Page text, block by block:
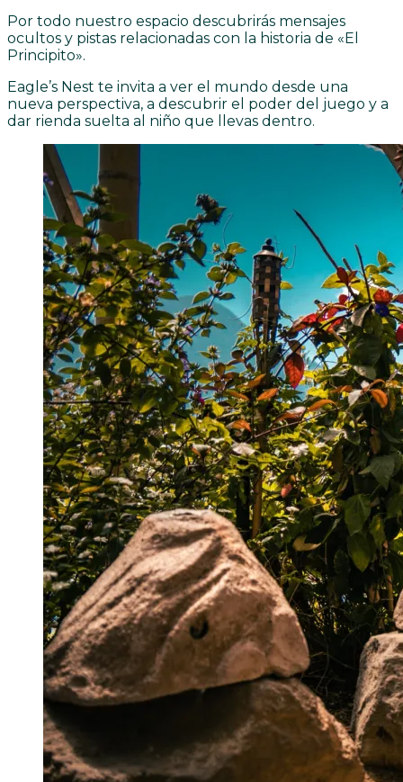
Por todo nuestro espacio descubrirás mensajes
ocultos y pistas relacionadas con la historia de «El
Principito».
Eagle’s Nest te invita a ver el mundo desde una
nueva perspectiva, a descubrir el poder del juego y a
dar rienda suelta al niño que llevas dentro.